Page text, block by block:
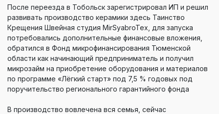
После переезда в Тобольск зарегистрировал ИП и решил
развивать производство керамики здесь Таинство
Крещения Швейная студия MirSyabroTex, для запуска
потребовались дополнительные финансовые вложения,
обратился в Фонд микрофинансирования Тюменской
области как начинающий предприниматель и получил
микрозайм на приобретение оборудования и материалов
по программе «Лёгкий старт» под 7,5 % годовых под
поручительство регионального гарантийного фонда
В производство вовлечена вся семья, сейчас